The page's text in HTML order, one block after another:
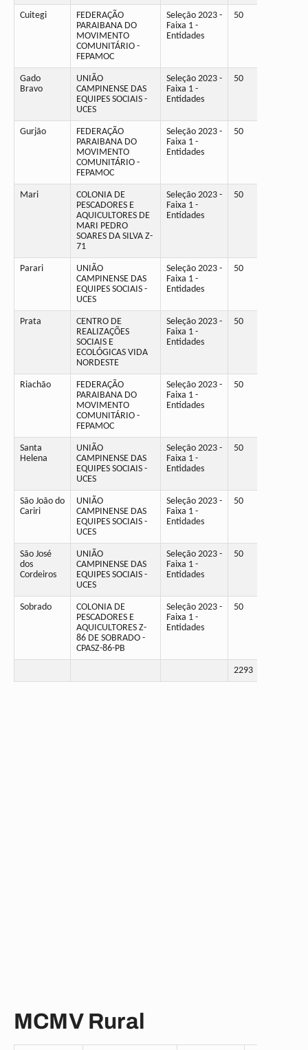
Cuitegi
FEDERAÇÃO
PARAIBANA DO
MOVIMENTO
COMUNITÁRIO -
FEPAMOC
Seleção 2023 -
Faixa 1 -
Entidades
50
Gado
Bravo
UNIÃO
CAMPINENSE DAS
EQUIPES SOCIAIS -
UCES
Seleção 2023 -
Faixa 1 -
Entidades
50
Gurjão
FEDERAÇÃO
PARAIBANA DO
MOVIMENTO
COMUNITÁRIO -
FEPAMOC
Seleção 2023 -
Faixa 1 -
Entidades
50
Mari
COLONIA DE
PESCADORES E
AQUICULTORES DE
MARI PEDRO
SOARES DA SILVA Z-
71
Seleção 2023 -
Faixa 1 -
Entidades
50
Parari
UNIÃO
CAMPINENSE DAS
EQUIPES SOCIAIS -
UCES
Seleção 2023 -
Faixa 1 -
Entidades
50
Prata
CENTRO DE
REALIZAÇÕES
SOCIAIS E
ECOLÓGICAS VIDA
NORDESTE
Seleção 2023 -
Faixa 1 -
Entidades
50
Riachão
FEDERAÇÃO
PARAIBANA DO
MOVIMENTO
COMUNITÁRIO -
FEPAMOC
Seleção 2023 -
Faixa 1 -
Entidades
50
Santa
Helena
UNIÃO
CAMPINENSE DAS
EQUIPES SOCIAIS -
UCES
Seleção 2023 -
Faixa 1 -
Entidades
50
São João do
Cariri
UNIÃO
CAMPINENSE DAS
EQUIPES SOCIAIS -
UCES
Seleção 2023 -
Faixa 1 -
Entidades
50
São José
dos
Cordeiros
UNIÃO
CAMPINENSE DAS
EQUIPES SOCIAIS -
UCES
Seleção 2023 -
Faixa 1 -
Entidades
50
Sobrado
COLONIA DE
PESCADORES E
AQUICULTORES Z-
86 DE SOBRADO -
CPASZ-86-PB
Seleção 2023 -
Faixa 1 -
Entidades
50
2293
MCMV Rural